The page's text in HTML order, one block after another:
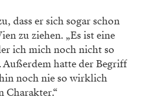
dass er sich sogar schon
zu ziehen. „Es ist eine
ich mich noch nicht so
hatte der Begriff
noch nie so wirklich
Charakter.“